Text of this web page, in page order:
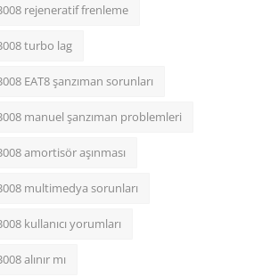
rejeneratif frenleme
turbo lag
EAT8 şanzıman sorunları
manuel şanzıman problemleri
amortisör aşınması
multimedya sorunları
kullanıcı yorumları
alınır mı